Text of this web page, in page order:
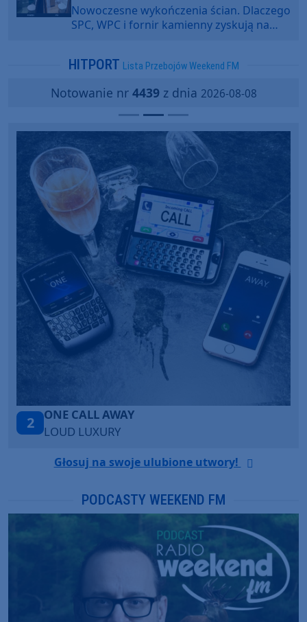
Nowoczesne wykończenia ścian. Dlaczego
SPC, WPC i fornir kamienny zyskują na
HITPORT Lista Przebojów Weekend FM
Notowanie nr 4439z dnia 2026-08-08
3
Talk To You
ANOTR ft. 54 Ultra
Głosuj na swoje ulubione utwory!
PODCASTY WEEKEND FM